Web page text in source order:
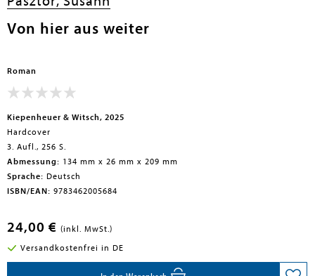
Von hier aus weiter
Roman
Kiepenheuer & Witsch, 2025
Hardcover
3. Aufl., 256 S.
Abmessung: 134 mm x 26 mm x 209 mm
Sprache: Deutsch
ISBN/EAN: 9783462005684
24,00 € (inkl. MwSt.)
Versandkostenfrei in DE